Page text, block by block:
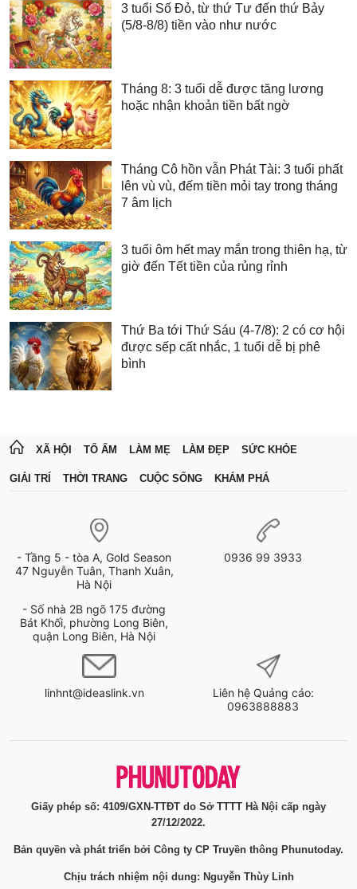
3 tuổi Số Đỏ, từ thứ Tư đến thứ Bảy
(5/8-8/8) tiền vào như nước
Tháng 8: 3 tuổi dễ được tăng lương
hoặc nhận khoản tiền bất ngờ
Tháng Cô hồn vẫn Phát Tài: 3 tuổi phất
lên vù vù, đếm tiền mỏi tay trong tháng
7 âm lịch
3 tuổi ôm hết may mắn trong thiên hạ, từ
giờ đến Tết tiền của rủng rỉnh
Thứ Ba tới Thứ Sáu (4-7/8): 2 có cơ hội
được sếp cất nhắc, 1 tuổi dễ bị phê
bình
XÃ HỘI TỔ ẤM LÀM MẸ LÀM ĐẸP SỨC KHỎE
GIẢI TRÍ THỜI TRANG CUỘC SỐNG KHÁM PHÁ
- Tầng 5 - tòa A, Gold Season
47 Nguyễn Tuân, Thanh Xuân,
Hà Nội
- Số nhà 2B ngõ 175 đường
Bát Khối, phường Long Biên,
quận Long Biên, Hà Nội
0936 99 3933
linhnt@ideaslink.vn
Liên hệ Quảng cáo:
0963888883
Giấy phép số: 4109/GXN-TTĐT do Sở TTTT Hà Nội cấp ngày
27/12/2022.
Bản quyền và phát triển bởi Công ty CP Truyền thông Phunutoday.
Chịu trách nhiệm nội dung: Nguyễn Thùy Linh